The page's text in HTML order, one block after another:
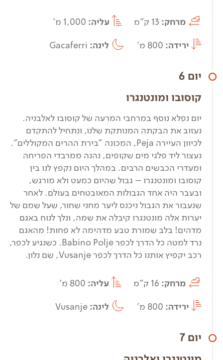
מרחק: 13 ק"מ עליה: 1,000 מ'
ירידה: 800 מ' לינה: Gacaferri
יום 6
קוסובו ומונטנגרו
יום נפלא נוסף במרחבי המרעה של קוסובו לאלבניה.
נעזוב את הבקתה המנותקת שלנו, ונתחיל להתקדם
לכיוון העיירה Peja, המכונה "בירת ההרים המקוללים".
נעצור ליד פלגי מים שקופים, נהנה ממרבדי הפריחה
ומעדרי הכבשים הרבים. במהלך היום נקפץ לנו בין
קוסובו ומונטנגרו – גבול שהיום כמעט ולא מורגש,
ובעבר היה אחד הגבולות המאובטחים בעולם. לאחר
שנעבור את הגבול ניכנס ליער מחני שחור, שעל שמם של
יערות אלה מונטנגרו קיבלה את שמה, ונלך לנוח באגם
מדהים! בלב שמורת טבע מדהימה לא פחות! מהאגם
נרד למטה כל הדרך לכפר Babino Polje. כשנגיע לכפר,
רכב יקפיץ אותנו כל הדרך לכפר Vusanje, שם נלון.
מרחק: 16 ק"מ עליה: 800 מ'
ירידה: 800 מ' לינה:Vusanje
יום 7